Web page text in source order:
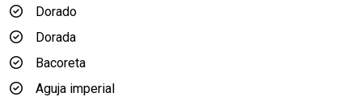
Dorado
Dorada
Bacoreta
Aguja imperial